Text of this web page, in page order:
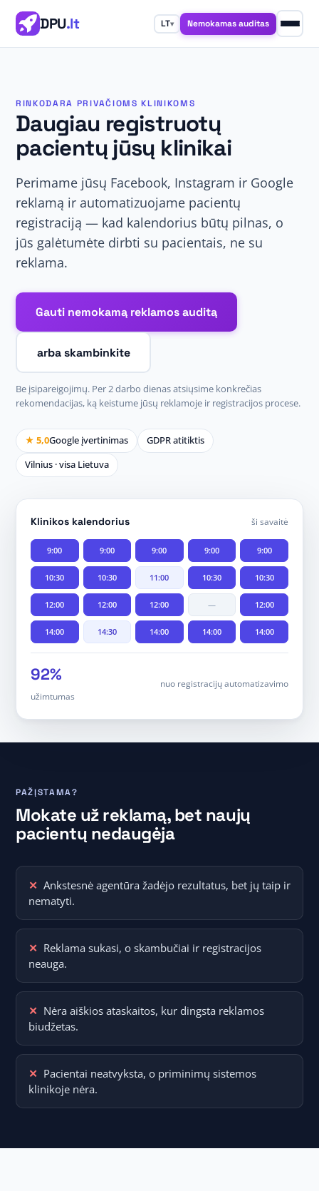
DPU.lt LT▾ Nemokamas auditas
RINKODARA PRIVAČIOMS KLINIKOMS
Daugiau registruotų
pacientų jūsų klinikai
Perimame jūsų Facebook, Instagram ir Google
reklamą ir automatizuojame pacientų
registraciją — kad kalendorius būtų pilnas, o
jūs galėtumėte dirbti su pacientais, ne su
reklama.
Gauti nemokamą reklamos auditą
arba skambinkite
Be įsipareigojimų. Per 2 darbo dienas atsiųsime konkrečias
rekomendacijas, ką keistume jūsų reklamoje ir registracijos procese.
★ 5,0Google įvertinimas
GDPR atitiktis
Vilnius · visa Lietuva
Klinikos kalendorius ši savaitė
9:00 9:00 9:00 9:00 9:00
10:30 10:30 11:00 10:30 10:30
12:00 12:00 12:00 — 12:00
14:00 14:30 14:00 14:00 14:00
92%
užimtumas
nuo registracijų automatizavimo
PAŽĮSTAMA?
Mokate už reklamą, bet naujų
pacientų nedaugėja
Ankstesnė agentūra žadėjo rezultatus, bet jų taip ir
nematyti.
Reklama sukasi, o skambučiai ir registracijos
neauga.
Nėra aiškios ataskaitos, kur dingsta reklamos
biudžetas.
Pacientai neatvyksta, o priminimų sistemos
klinikoje nėra.